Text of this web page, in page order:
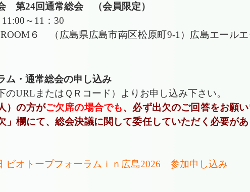
第24回通常総会 （会員限定）
11:00～11：30
６ （広島県広島市南区松原町9-1）広島エール
・通常総会の申し込み
のURLまたはＱＲコード）よりお申し込み下さい。
）の方がご欠席の場合でも、必ず出欠のご回答をお願
」欄にて、総会決議に関して委任していただく必要が
ビオトープフォーラムｉｎ広島2026 参加申し込み